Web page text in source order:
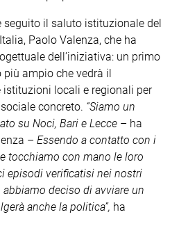
seguito il saluto istituzionale del
Paolo Valenza, che ha
dell’iniziativa: un primo
ampio che vedrà il
locali e regionali per
concreto. “Siamo un
su Noci, Bari e Lecce – ha
– Essendo a contatto con i
tocchiamo con mano le loro
episodi verificatisi nei nostri
deciso di avviare un
anche la politica”, ha